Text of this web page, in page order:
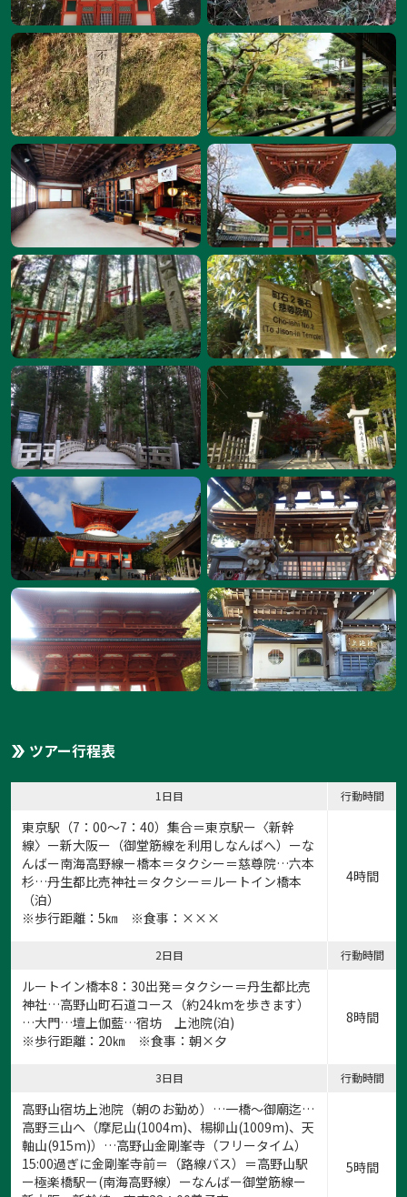
ツアー行程表
1日目 行動時間
東京駅（7：00～7：40）集合＝東京駅ー〈新幹
線〉ー新大阪ー（御堂筋線を利用しなんばへ）ーな
んばー南海高野線ー橋本＝タクシー＝慈尊院…六本
杉…丹生都比売神社＝タクシー＝ルートイン橋本
（泊）
※歩行距離：5㎞ ※食事：×××
4時間
2日目 行動時間
ルートイン橋本8：30出発＝タクシー＝丹生都比売
神社…高野山町石道コース（約24kmを歩きます）
…大門…壇上伽藍…宿坊 上池院(泊)
※歩行距離：20㎞ ※食事：朝×夕
8時間
3日目 行動時間
高野山宿坊上池院（朝のお勤め）…一橋〜御廟迄…
高野三山へ（摩尼山(1004m)、楊柳山(1009m)、天
軸山(915m)）…高野山金剛峯寺（フリータイム）
15:00過ぎに金剛峯寺前＝（路線バス）＝高野山駅
ー極楽橋駅ー(南海高野線）ーなんばー御堂筋線ー
5時間